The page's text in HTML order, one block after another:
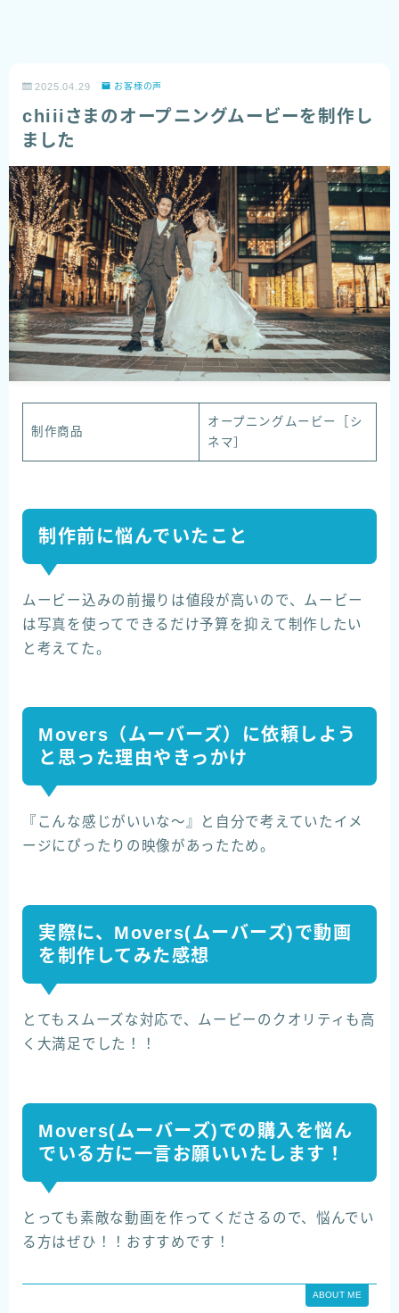
2025.04.29 お客様の声
chiiiさまのオープニングムービーを制作し
ました
制作商品
オープニングムービー［シ
ネマ］
制作前に悩んでいたこと
ムービー込みの前撮りは値段が高いので、ムービー
は写真を使ってできるだけ予算を抑えて制作したい
と考えてた。
Movers（ムーバーズ）に依頼しよう
と思った理由やきっかけ
『こんな感じがいいな〜』と自分で考えていたイメ
ージにぴったりの映像があったため。
実際に、Movers(ムーバーズ)で動画
を制作してみた感想
とてもスムーズな対応で、ムービーのクオリティも高
く大満足でした！！
Movers(ムーバーズ)での購入を悩ん
でいる方に一言お願いいたします！
とっても素敵な動画を作ってくださるので、悩んでい
る方はぜひ！！おすすめです！
ABOUT ME